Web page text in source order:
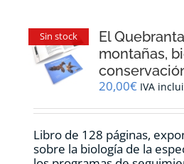
Sin stock
El
montañas,
20,00€ IVA
Libro de 128 páginas,
sobre la biología de la